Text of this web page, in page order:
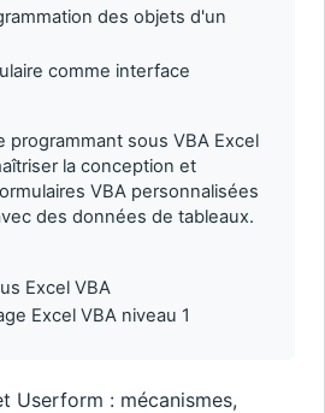
des objets d'un
comme interface
programmant sous VBA Excel
la conception et
VBA personnalisées
des données de tableaux.
Excel VBA
Excel VBA niveau 1
Userform : mécanismes,